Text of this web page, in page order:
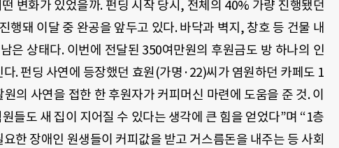
변화가 있었을까. 펀딩 시작 당시, 전체의 40% 가량 진행됐던
행돼 이달 중 완공을 앞두고 있다. 바닥과 벽지, 창호 등 건물 내
은 상태다. 이번에 전달된 350여만원의 후원금도 방 하나의 인
. 펀딩 사연에 등장했던 효원(가명·22)씨가 염원하던 카페도 1
의 사연을 접한 한 후원자가 커피머신 마련에 도움을 준 것. 이
들도 새 집이 지어질 수 있다는 생각에 큰 힘을 얻었다”며 “1층
한 장애인 원생들이 커피값을 받고 거스름돈을 내주는 등 사회